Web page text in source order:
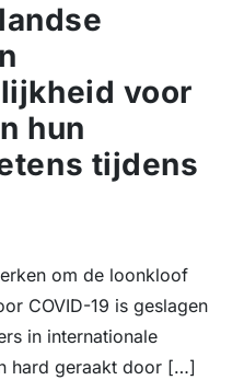
voor
hun
tijdens
om de loonkloof
COVID-19 is geslagen
in internationale
hard geraakt door […]